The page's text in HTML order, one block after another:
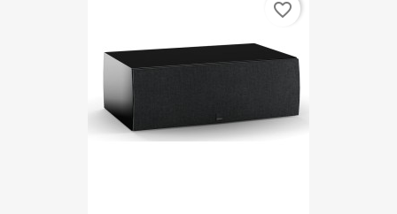
favorite_border